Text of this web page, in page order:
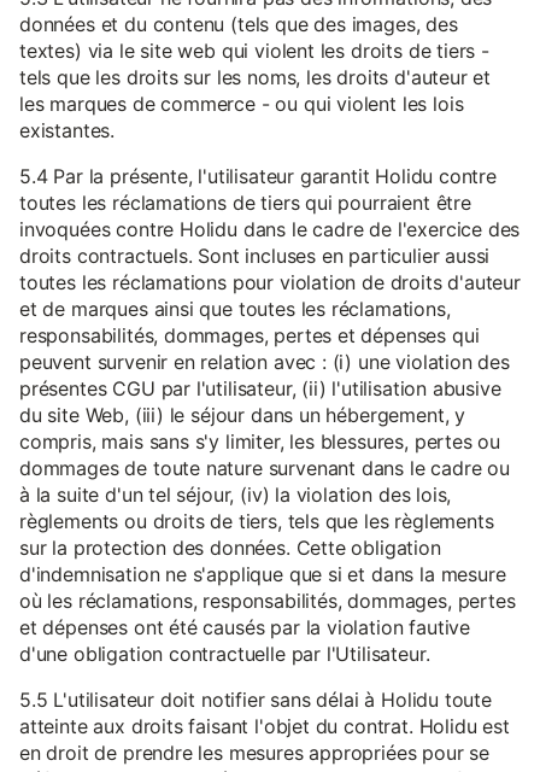
données et du contenu (tels que des images, des
textes) via le site web qui violent les droits de tiers -
tels que les droits sur les noms, les droits d'auteur et
les marques de commerce - ou qui violent les lois
existantes.
5.4 Par la présente, l'utilisateur garantit Holidu contre
toutes les réclamations de tiers qui pourraient être
invoquées contre Holidu dans le cadre de l'exercice des
droits contractuels. Sont incluses en particulier aussi
toutes les réclamations pour violation de droits d'auteur
et de marques ainsi que toutes les réclamations,
responsabilités, dommages, pertes et dépenses qui
peuvent survenir en relation avec : (i) une violation des
présentes CGU par l'utilisateur, (ii) l'utilisation abusive
du site Web, (iii) le séjour dans un hébergement, y
compris, mais sans s'y limiter, les blessures, pertes ou
dommages de toute nature survenant dans le cadre ou
à la suite d'un tel séjour, (iv) la violation des lois,
règlements ou droits de tiers, tels que les règlements
sur la protection des données. Cette obligation
d'indemnisation ne s'applique que si et dans la mesure
où les réclamations, responsabilités, dommages, pertes
et dépenses ont été causés par la violation fautive
d'une obligation contractuelle par l'Utilisateur.
5.5 L'utilisateur doit notifier sans délai à Holidu toute
atteinte aux droits faisant l'objet du contrat. Holidu est
en droit de prendre les mesures appropriées pour se